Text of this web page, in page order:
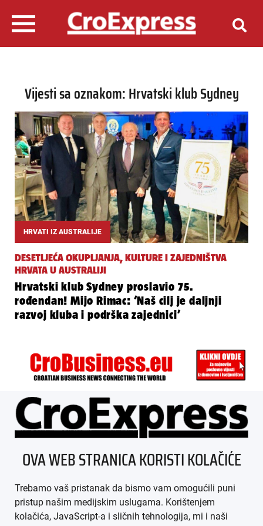
Vijesti sa oznakom: Hrvatski klub Sydney
HRVATI IZ AUSTRALIJE
DESETLJEĆA OKUPLJANJA, KULTURE I ZAJEDNIŠTVA
HRVATA U AUSTRALIJI
Hrvatski klub Sydney proslavio 75.
rođendan! Mijo Rimac: ‘Naš cilj je daljnji
razvoj kluba i podrška zajednici’
ÜBER UNS
IMPRESSUM
AGB
DATENSCHUTZ
OVA WEB STRANICA KORISTI KOLAČIĆE
Trebamo vaš pristanak da bismo vam omogućili puni
pristup našim medijskim uslugama. Korištenjem
kolačića, JavaScript-a i sličnih tehnologija, mi i naši